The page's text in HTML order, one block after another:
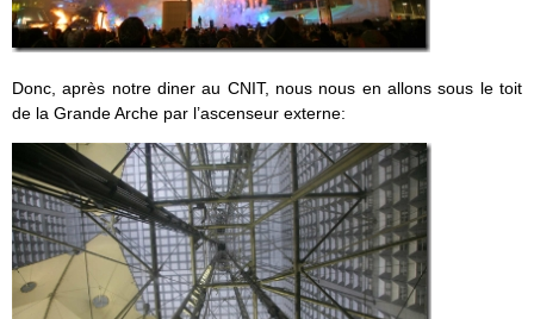
Donc, après notre diner au CNIT, nous nous en allons sous le toit
de la Grande Arche par l’ascenseur externe: